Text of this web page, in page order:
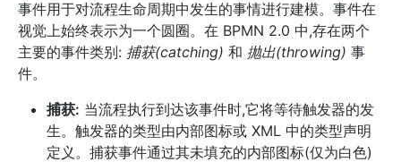
事件用于对流程生命周期中发生的事情进行建模。事件在
视觉上始终表示为一个圆圈。在 BPMN 2.0 中,存在两个
主要的事件类别: 捕获(catching) 和 抛出(throwing) 事
件。
捕获: 当流程执行到达该事件时,它将等待触发器的发
生。触发器的类型由内部图标或 XML 中的类型声明
定义。捕获事件通过其未填充的内部图标(仅为白色)